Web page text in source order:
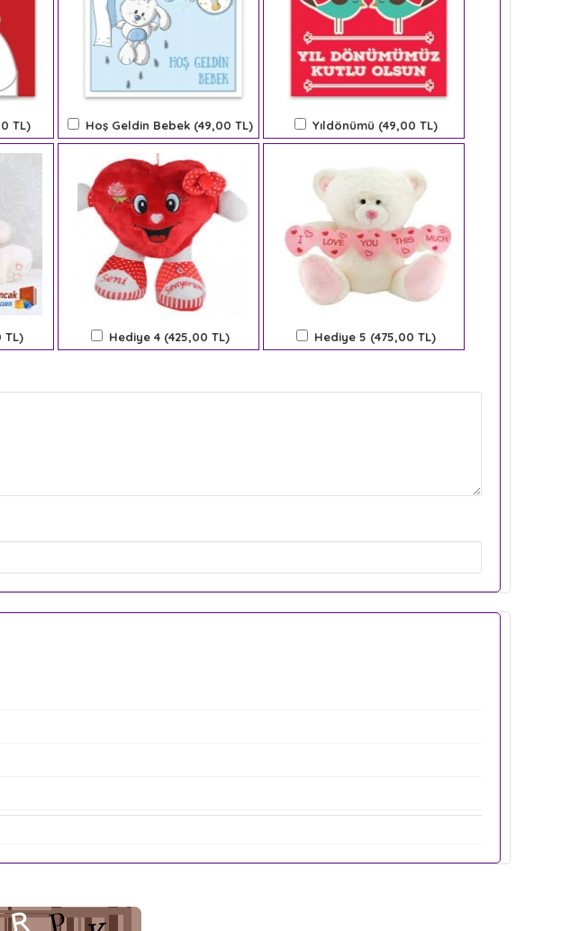
TL) Hoş Geldin Bebek (49,00 TL) Yıldönümü (49,00 TL)
TL) Hediye 4 (425,00 TL) Hediye 5 (475,00 TL)